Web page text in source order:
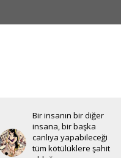
Bir insanın bir diğer
insana, bir başka
canlıya yapabileceği
tüm kötülüklere şahit